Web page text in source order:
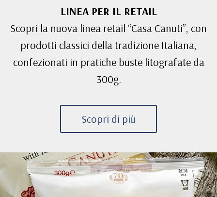
LINEA PER IL RETAIL
Scopri la nuova linea retail “Casa Canuti”, con
prodotti classici della tradizione Italiana,
confezionati in pratiche buste litografate da
300g.
Scopri di più